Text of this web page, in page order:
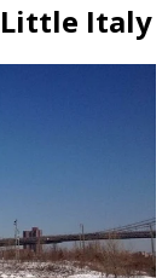
Italy